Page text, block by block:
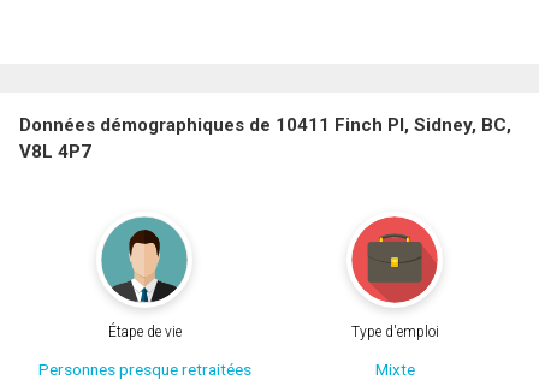
Données démographiques de 10411 Finch Pl, Sidney, BC,
V8L 4P7
Étape de vie
Personnes presque retraitées
Type d'emploi
Mixte